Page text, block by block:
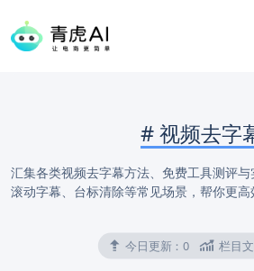
#视频去字
汇集各类视频去字幕方法、免费工具测评与
滚动字幕、台标清除等常见场景，帮你更高
今日更新：0 栏目文